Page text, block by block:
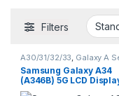
Filters
A30/31/32/33, Galaxy A
Samsung Smartphone
Reparatur
Samsung Galaxy A34
(A346B) 5G LCD
Touchscreen Reparatur